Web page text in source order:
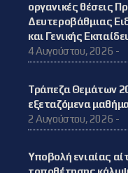
οργανικές θέσεις
Δευτεροβάθμιας
και Γενικής
4 Αυγούστου, 2026 -
Τράπεζα Θεμάτων
εξεταζόμενα
2 Αυγούστου, 2026 -
Υποβολή ενιαίας